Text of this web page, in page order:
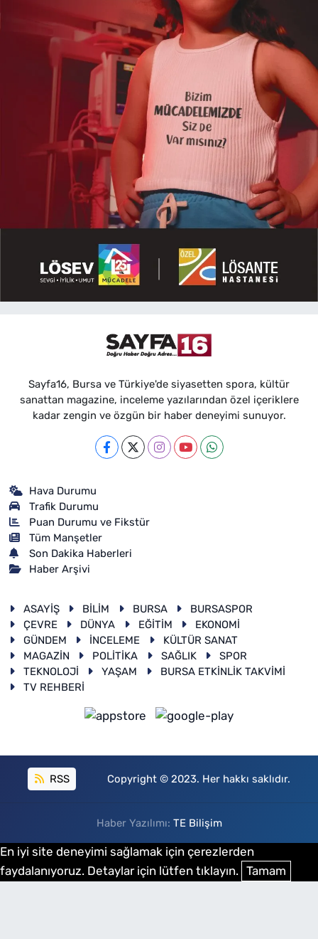
Sayfa16, Bursa ve Türkiye'de siyasetten spora, kültür
sanattan magazine, inceleme yazılarından özel içeriklere
kadar zengin ve özgün bir haber deneyimi sunuyor.
Hava Durumu
Trafik Durumu
Puan Durumu ve Fikstür
Tüm Manşetler
Son Dakika Haberleri
Haber Arşivi
ASAYİŞ BİLİM BURSA
BURSASPOR
ÇEVRE
DÜNYA EĞİTİM
EKONOMİ
GÜNDEM
İNCELEME
KÜLTÜR SANAT
MAGAZİN
POLİTİKA SAĞLIK
SPOR
TEKNOLOJİ
YAŞAM
BURSA ETKİNLİK TAKVİMİ
TV REHBERİ
RSS Copyright © 2023. Her hakkı saklıdır.
Haber Yazılımı: TE Bilişim
En iyi site deneyimi sağlamak için çerezlerden
faydalanıyoruz. Detaylar için lütfen tıklayın. Tamam